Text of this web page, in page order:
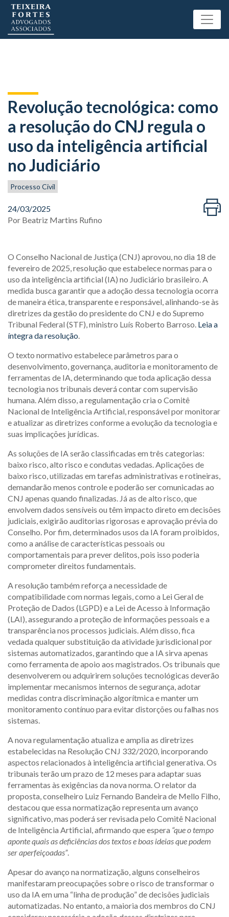
Revolução tecnológica: como
a resolução do CNJ regula o
uso da inteligência artificial
no Judiciário
Processo Civil
24/03/2025
Por Beatriz Martins Rufino
O Conselho Nacional de Justiça (CNJ) aprovou, no dia 18 de
fevereiro de 2025, resolução que estabelece normas para o
uso da inteligência artificial (IA) no Judiciário brasileiro. A
medida busca garantir que a adoção dessa tecnologia ocorra
de maneira ética, transparente e responsável, alinhando-se às
diretrizes da gestão do presidente do CNJ e do Supremo
Tribunal Federal (STF), ministro Luís Roberto Barroso. Leia a
íntegra da resolução.
O texto normativo estabelece parâmetros para o
desenvolvimento, governança, auditoria e monitoramento de
ferramentas de IA, determinando que toda aplicação dessa
tecnologia nos tribunais deverá contar com supervisão
humana. Além disso, a regulamentação cria o Comitê
Nacional de Inteligência Artificial, responsável por monitorar
e atualizar as diretrizes conforme a evolução da tecnologia e
suas implicações jurídicas.
As soluções de IA serão classificadas em três categorias:
baixo risco, alto risco e condutas vedadas. Aplicações de
baixo risco, utilizadas em tarefas administrativas e rotineiras,
demandarão menos controle e poderão ser comunicadas ao
CNJ apenas quando finalizadas. Já as de alto risco, que
envolvem dados sensíveis ou têm impacto direto em decisões
judiciais, exigirão auditorias rigorosas e aprovação prévia do
Conselho. Por fim, determinados usos da IA foram proibidos,
como a análise de características pessoais ou
comportamentais para prever delitos, pois isso poderia
comprometer direitos fundamentais.
A resolução também reforça a necessidade de
compatibilidade com normas legais, como a Lei Geral de
Proteção de Dados (LGPD) e a Lei de Acesso à Informação
(LAI), assegurando a proteção de informações pessoais e a
transparência nos processos judiciais. Além disso, fica
vedada qualquer substituição da atividade jurisdicional por
sistemas automatizados, garantindo que a IA sirva apenas
como ferramenta de apoio aos magistrados. Os tribunais que
desenvolverem ou adquirirem soluções tecnológicas deverão
implementar mecanismos internos de segurança, adotar
medidas contra discriminação algorítmica e manter um
monitoramento contínuo para evitar distorções ou falhas nos
sistemas.
A nova regulamentação atualiza e amplia as diretrizes
estabelecidas na Resolução CNJ 332/2020, incorporando
aspectos relacionados à inteligência artificial generativa. Os
tribunais terão um prazo de 12 meses para adaptar suas
ferramentas às exigências da nova norma. O relator da
proposta, conselheiro Luiz Fernando Bandeira de Mello Filho,
destacou que essa normatização representa um avanço
significativo, mas poderá ser revisada pelo Comitê Nacional
de Inteligência Artificial, afirmando que espera “que o tempo
aponte quais as deficiências dos textos e boas ideias que podem
ser aperfeiçoadas”.
Apesar do avanço na normatização, alguns conselheiros
manifestaram preocupações sobre o risco de transformar o
uso da IA em uma “linha de produção” de decisões judiciais
automatizadas. No entanto, a maioria dos membros do CNJ